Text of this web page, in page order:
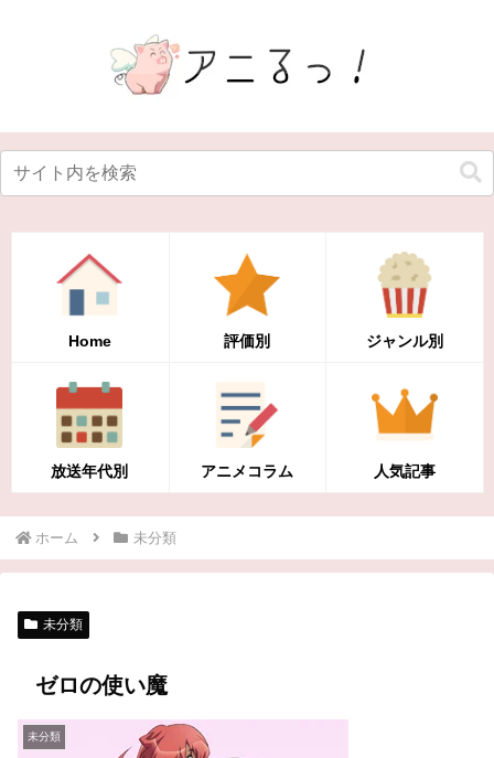
Home 評価別 ジャンル別
放送年代別 アニメコラム 人気記事
ホーム 未分類
未分類
ゼロの使い魔
未分類